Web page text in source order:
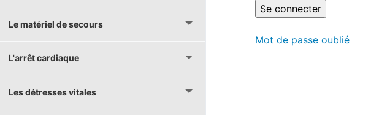
Le matériel de secours
L'arrêt cardiaque
Les détresses vitales
Mot de passe oublié